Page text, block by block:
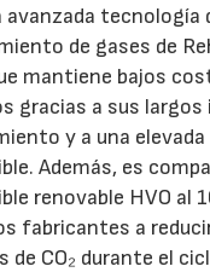
avanzada tecnología
de gases de
mantiene bajos
gracias a sus largos
y a una elevada
Además, es
renovable HVO al
fabricantes a
de CO₂ durante el